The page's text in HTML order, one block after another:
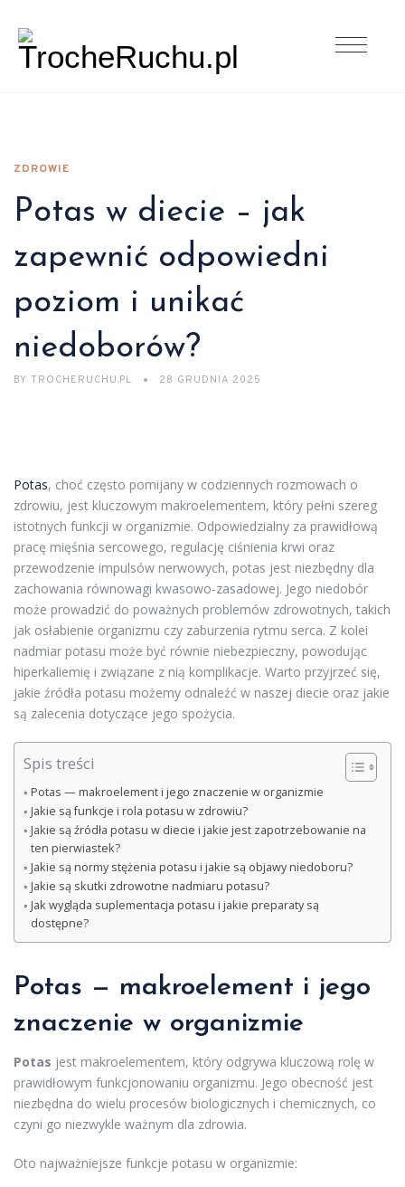
ZDROWIE
Potas w diecie – jak
zapewnić odpowiedni
poziom i unikać
niedoborów?
BY TROCHERUCHU.PL 28 GRUDNIA 2025
Potas, choć często pomijany w codziennych rozmowach o
zdrowiu, jest kluczowym makroelementem, który pełni szereg
istotnych funkcji w organizmie. Odpowiedzialny za prawidłową
pracę mięśnia sercowego, regulację ciśnienia krwi oraz
przewodzenie impulsów nerwowych, potas jest niezbędny dla
zachowania równowagi kwasowo-zasadowej. Jego niedobór
może prowadzić do poważnych problemów zdrowotnych, takich
jak osłabienie organizmu czy zaburzenia rytmu serca. Z kolei
nadmiar potasu może być równie niebezpieczny, powodując
hiperkaliemię i związane z nią komplikacje. Warto przyjrzeć się,
jakie źródła potasu możemy odnaleźć w naszej diecie oraz jakie
są zalecenia dotyczące jego spożycia.
Spis treści
Potas — makroelement i jego znaczenie w organizmie
Jakie są funkcje i rola potasu w zdrowiu?
Jakie są źródła potasu w diecie i jakie jest zapotrzebowanie na
ten pierwiastek?
Jakie są normy stężenia potasu i jakie są objawy niedoboru?
Jakie są skutki zdrowotne nadmiaru potasu?
Jak wygląda suplementacja potasu i jakie preparaty są
dostępne?
Potas — makroelement i jego
znaczenie w organizmie
Potas jest makroelementem, który odgrywa kluczową rolę w
prawidłowym funkcjonowaniu organizmu. Jego obecność jest
niezbędna do wielu procesów biologicznych i chemicznych, co
czyni go niezwykle ważnym dla zdrowia.
Oto najważniejsze funkcje potasu w organizmie: